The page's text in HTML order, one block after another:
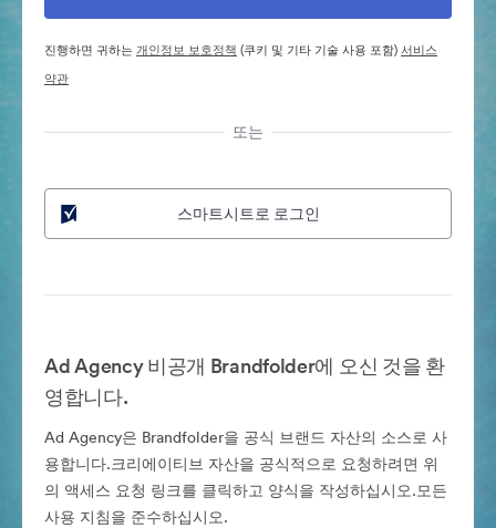
진행하면 귀하는개인정보 보호정책 (쿠키 및 기타 기술 사용 포함)서비스
약관
또는
스마트시트로 로그인
Ad Agency 비공개 Brandfolder에 오신 것을 환
영합니다.
Ad Agency은 Brandfolder을 공식 브랜드 자산의 소스로 사
용합니다.크리에이티브 자산을 공식적으로 요청하려면 위
의 액세스 요청 링크를 클릭하고 양식을 작성하십시오.모든
사용 지침을 준수하십시오.